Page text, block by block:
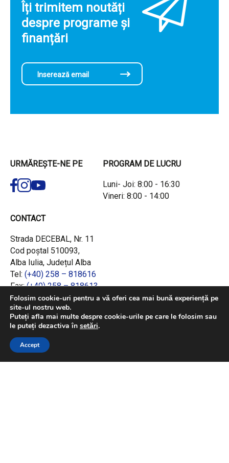
Îți trimitem noutăți
despre programe și
finanțări
URMĂREȘTE-NE PE PROGRAM DE LUCRU
Luni- Joi: 8:00 - 16:30
Vineri: 8:00 - 14:00
CONTACT
Strada DECEBAL, Nr. 11
Cod poștal 510093,
Alba Iulia, Județul Alba
Tel: (+40) 258 – 818616
Fax:(+40) 258 – 818613
Email:office@adrcentru.ro
LINK-URI RAPIDE
Consiliul European
Jurnalul Oficial al Uniunii Europene
Folosim cookie-uri pentru a vă oferi cea mai bună experiență pe
site-ul nostru web.
Puteți afla mai multe despre cookie-urile pe care le folosim sau
le puteți dezactiva în setări.
Accept